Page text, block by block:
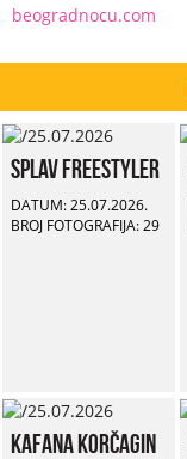
beogradnocu.com
Splav Freestyler
DATUM: 25.07.2026.
BROJ FOTOGRAFIJA: 29
Kafana Korčagin